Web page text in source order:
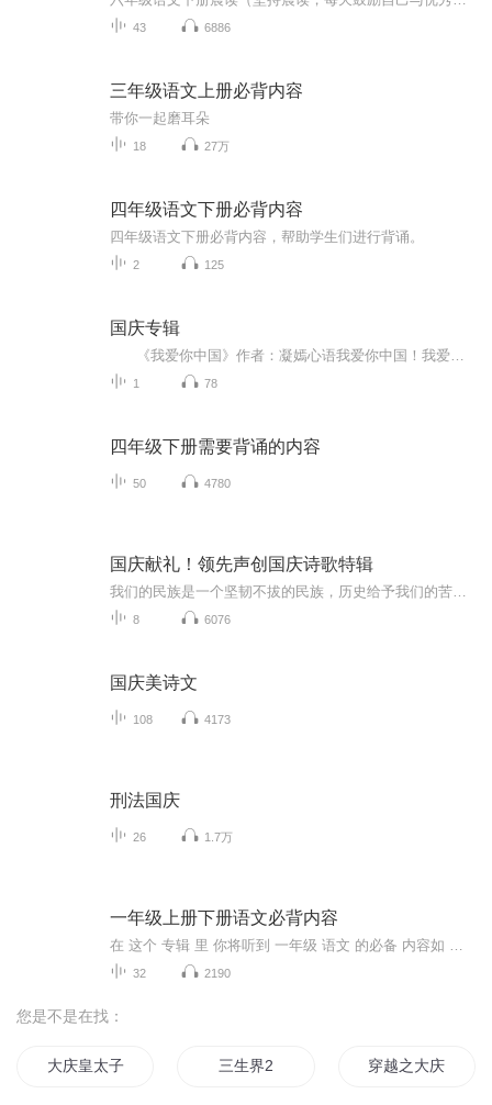
43 6886
三年级语文上册必背内容
带你一起磨耳朵
18 27万
四年级语文下册必背内容
四年级语文下册必背内容，帮助学生们进行背诵。
2 125
国庆专辑
1 78
四年级下册需要背诵的内容
50 4780
国庆献礼！领先声创国庆诗歌特辑
8 6076
国庆美诗文
108 4173
刑法国庆
26 1.7万
一年级上册下册语文必背内容
32 2190
您是不是在找：
大庆皇太子 三生界2 穿越之大庆帝国